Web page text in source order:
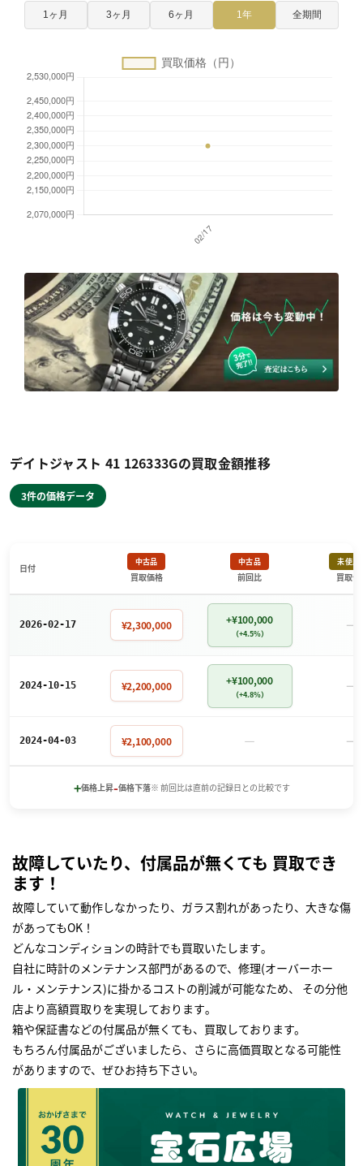
1ヶ月 3ヶ月 6ヶ月 1年 全期間
デイトジャスト 41 126333Gの買取金額推移
3件の価格データ
日付
中古品
買取価格
中古品
前回比
未使用
買取価
2026-02-17 ¥2,300,000 +¥100,000
（+4.5%） －
2024-10-15 ¥2,200,000 +¥100,000
（+4.8%） －
2024-04-03 ¥2,100,000 － －
+価格上昇-価格下落※ 前回比は直前の記録日との比較です
故障していたり、付属品が無くても 買取でき
ます！
故障していて動作しなかったり、ガラス割れがあったり、大きな傷
があってもOK！
どんなコンディションの時計でも買取いたします｡
自社に時計のメンテナンス部門があるので、修理(オーバーホー
ル・メンテナンス)に掛かるコストの削減が可能なため、 その分他
店より高額買取りを実現しております｡
箱や保証書などの付属品が無くても、買取しております。
もちろん付属品がございましたら、さらに高価買取となる可能性
がありますので、ぜひお持ち下さい｡